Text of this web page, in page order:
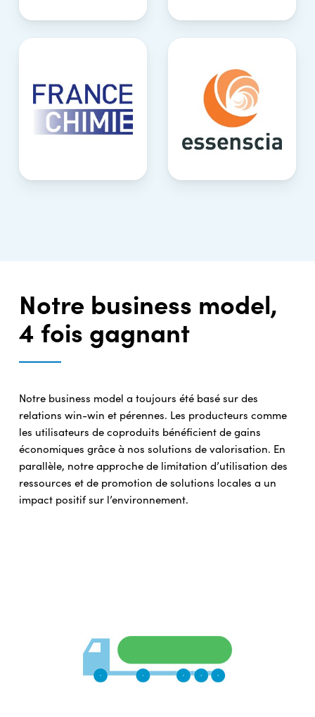
Notre business model,
4 fois gagnant
Notre business model a toujours été basé sur des
relations win-win et pérennes. Les producteurs comme
les utilisateurs de coproduits bénéficient de gains
économiques grâce à nos solutions de valorisation. En
parallèle, notre approche de limitation d’utilisation des
ressources et de promotion de solutions locales a un
impact positif sur l’environnement.